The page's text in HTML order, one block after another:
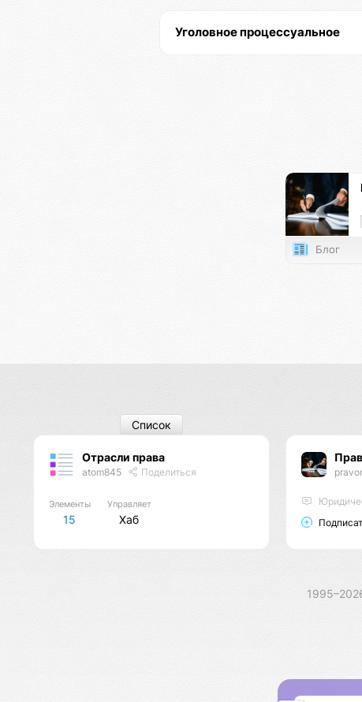
Уголовное процессуальное
Блог
Отрасли права
atom845 Поделиться
Элементы
15
Управляет
Хаб
Список